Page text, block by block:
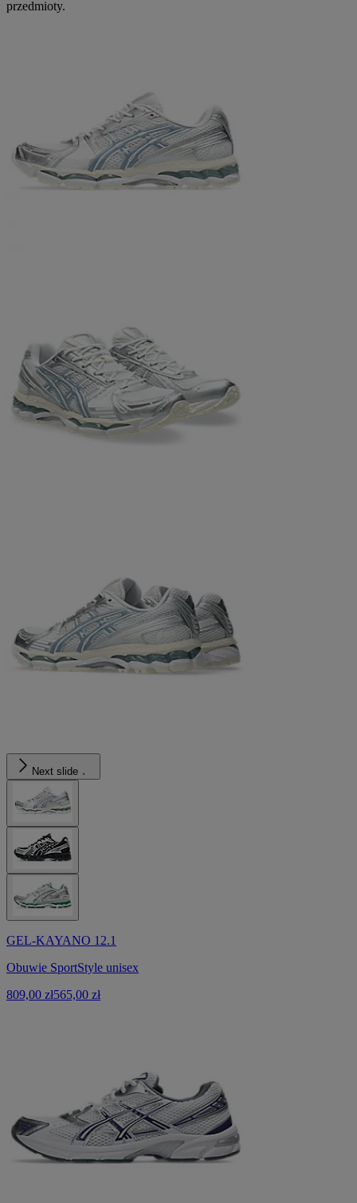
przedmioty.
Next slide
GEL-KAYANO 12.1
Obuwie SportStyle unisex
809,00 zł565,00 zł